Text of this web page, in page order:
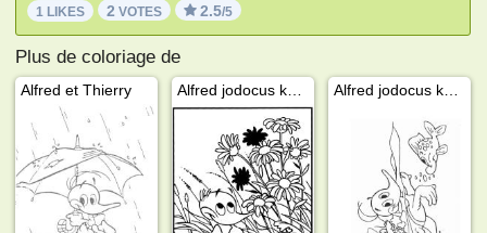
1 LIKES 2 VOTES 2.5/5
Plus de coloriage de
Alfred et Thierry